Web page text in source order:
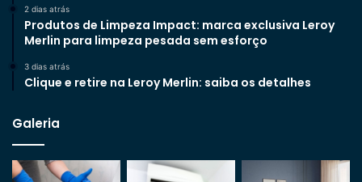
2 dias atrás
Produtos de Limpeza Impact: marca exclusiva Leroy
Merlin para limpeza pesada sem esforço
3 dias atrás
Clique e retire na Leroy Merlin: saiba os detalhes
Galeria